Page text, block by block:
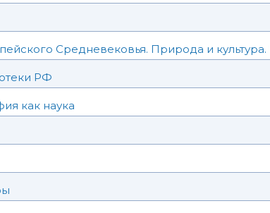
Средневековья. Природа и культура.
РФ
как наука